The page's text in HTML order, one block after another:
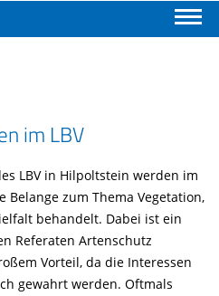
im LBV
LBV in Hilpoltstein werden im
Belange zum Thema Vegetation,
behandelt. Dabei ist ein
Referaten Artenschutz
Vorteil, da die Interessen
gewahrt werden. Oftmals